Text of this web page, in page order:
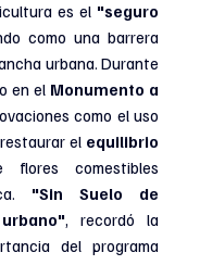
es el "seguro
como una barrera
urbana. Durante
en el Monumento a
como el uso
el equilibrio
comestibles
"Sin Suelo de
, recordó la
del programa